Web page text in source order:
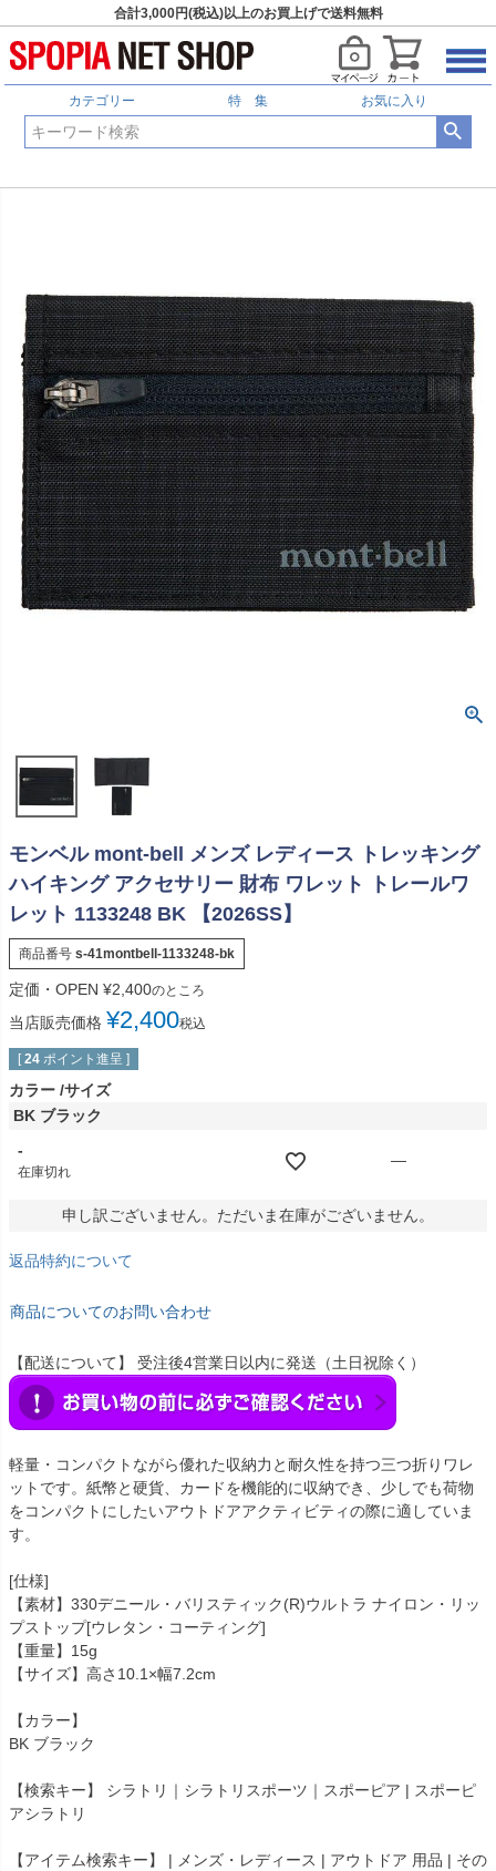
合計3,000円(税込)以上のお買上げで送料無料
カテゴリー 特 集 お気に入り
モンベル mont-bell メンズ レディース トレッキング
ハイキング アクセサリー 財布 ワレット トレールワ
レット 1133248 BK 【2026SS】
商品番号 s-41montbell-1133248-bk
定価・OPEN ¥2,400のところ
当店販売価格 ¥2,400税込
[ 24 ポイント進呈 ]
カラー サイズ
BK ブラック
-
在庫切れ
—
申し訳ございません。ただいま在庫がございません。
返品特約について
商品についてのお問い合わせ
【配送について】 受注後4営業日以内に発送（土日祝除く）
軽量・コンパクトながら優れた収納力と耐久性を持つ三つ折りワレ
ットです。紙幣と硬貨、カードを機能的に収納でき、少しでも荷物
をコンパクトにしたいアウトドアアクティビティの際に適していま
す。
[仕様]
【素材】330デニール・バリスティック(R)ウルトラ ナイロン・リッ
プストップ[ウレタン・コーティング]
【重量】15g
【サイズ】高さ10.1×幅7.2cm
【カラー】
BK ブラック
【検索キー】 シラトリ｜シラトリスポーツ｜スポーピア | スポーピ
アシラトリ
【アイテム検索キー】 | メンズ・レディース | アウトドア 用品 | その